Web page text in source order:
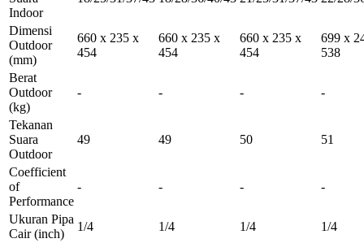
Indoor
Dimensi
Outdoor
(mm)
660 x 235 x
454
660 x 235 x
454
660 x 235 x
454
699 x
538
Berat
Outdoor
(kg)
- - - -
Tekanan
Suara
Outdoor
49 49 50 51
Coefficient
of
Performance
- - - -
Ukuran Pipa
Cair(inch)
1/4 1/4 1/4
1/4